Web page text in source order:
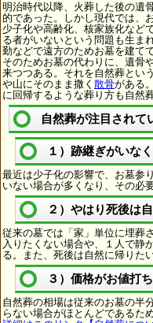
明治時代以降、火葬した後の遺
的であった。しかし現代では、
少子化や高齢化、核家族化など
る者がいないという問題も生ま
勤などで遠方のためお墓を建て
そのためお墓の代わりに、遺骨
来つつある。それを自然葬とい
や山にそのまま撒く 散骨がある
に回帰するような葬り方も自然
自然葬が注目されて
１）跡継ぎがいな
最近は少子化の影響で、お墓参
いない場合が多くなり、その必
２）やはり死後は
従来の墓では「家」単位に埋葬
入りたくない場合や、１人で静
る。また、死後は自然に帰りた
３）価格がお値打
自然葬の相場は従来のお墓の半
らない場合がほとんどであるた